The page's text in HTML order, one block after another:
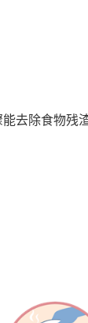
去除食物残